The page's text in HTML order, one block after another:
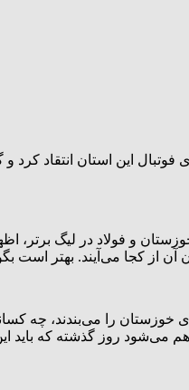
این استان انتقاد کرد
و فولاد در لیگ
کجا می‌آیند. بهتر است
را می‌بندند، چه
می‌شود روز گذشته که باید این